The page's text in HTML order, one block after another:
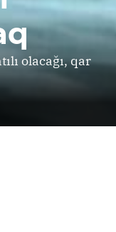
olacağı, qar